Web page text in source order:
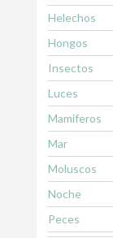
Helechos
Hongos
Insectos
Luces
Mamiferos
Mar
Moluscos
Noche
Peces